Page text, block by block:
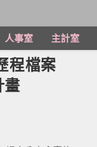
人事室 主計室
程檔案
畫